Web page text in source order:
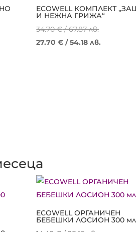
ECOWELL КОМПЛЕКТ
И НЕЖНА ГРИЖА“
34.70€/ 67.87 лв.Original
price
27.70€ / 54.18 лв.
ECOWELL ОРГАНИЧЕН
БЕБЕШКИ ЛОСИОН 300 мл